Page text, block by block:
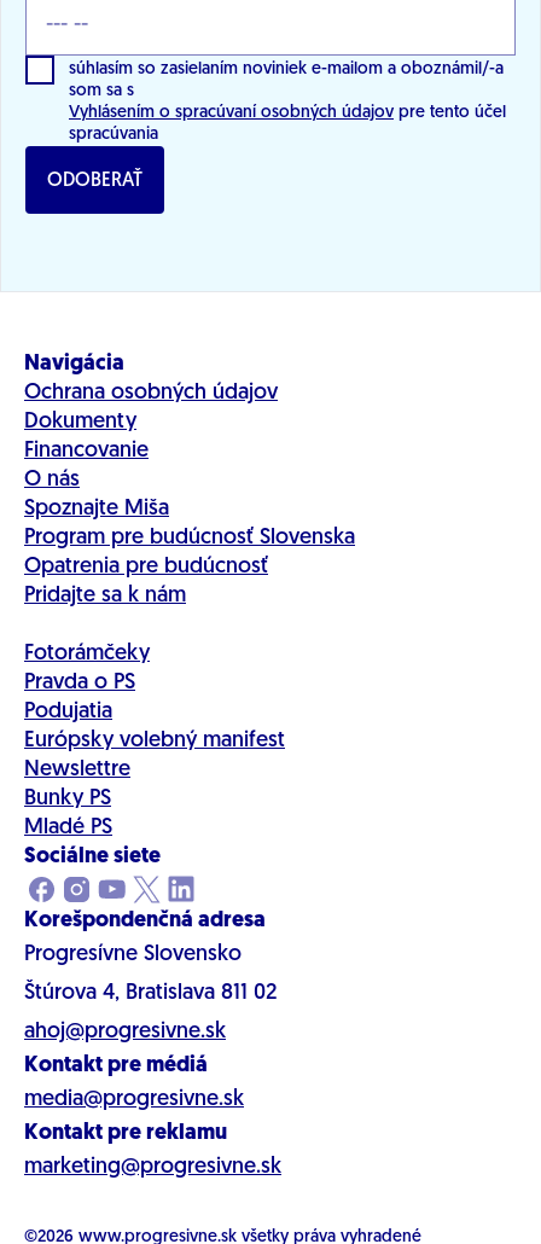
súhlasím so zasielaním noviniek e-mailom a oboznámil/-a
som sa s
Vyhlásením o spracúvaní osobných údajov pre tento účel
spracúvania
ODOBERAŤ
Navigácia
Ochrana osobných údajov
Dokumenty
Financovanie
O nás
Spoznajte Miša
Program pre budúcnosť Slovenska
Opatrenia pre budúcnosť
Pridajte sa k nám
Fotorámčeky
Pravda o PS
Podujatia
Európsky volebný manifest
Newslettre
Bunky PS
Mladé PS
Sociálne siete
Korešpondenčná adresa
Progresívne Slovensko
Štúrova 4, Bratislava 811 02
ahoj@progresivne.sk
Kontakt pre médiá
media@progresivne.sk
Kontakt pre reklamu
marketing@progresivne.sk
©2026 www.progresivne.sk všetky práva vyhradené